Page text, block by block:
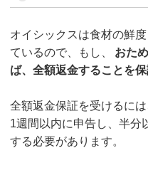
オイシックスは食材の鮮
ているので、もし、
おた
ば、全額返金することを
全額返金保証を受けるに
1週間以内に申告し、半分
する必要があります。